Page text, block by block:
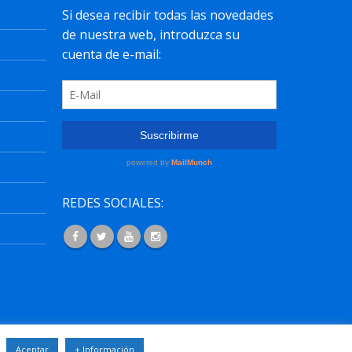
REDES SOCIALES:
Aceptar + Información